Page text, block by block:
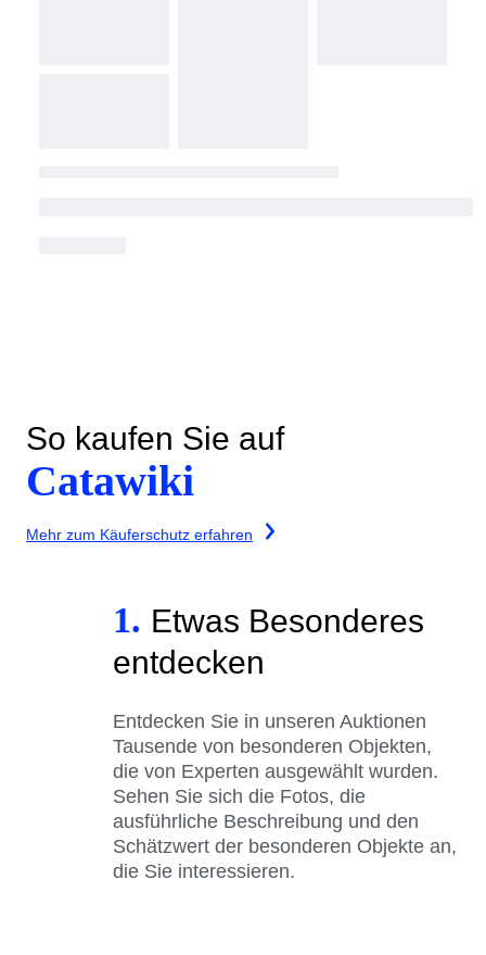
So kaufen Sie auf
Catawiki
Mehr zum Käuferschutz erfahren
1. Etwas Besonderes
entdecken
Entdecken Sie in unseren Auktionen
Tausende von besonderen Objekten,
die von Experten ausgewählt wurden.
Sehen Sie sich die Fotos, die
ausführliche Beschreibung und den
Schätzwert der besonderen Objekte an,
die Sie interessieren.